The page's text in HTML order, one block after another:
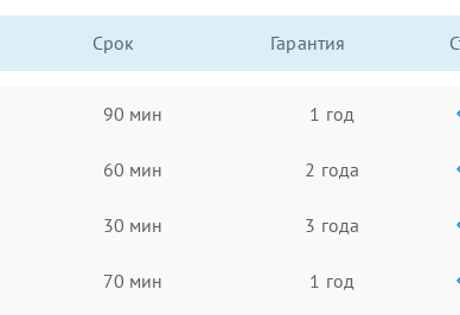
Срок Гарантия
90 мин 1 год
60 мин 2 года
30 мин 3 года
70 мин 1 год